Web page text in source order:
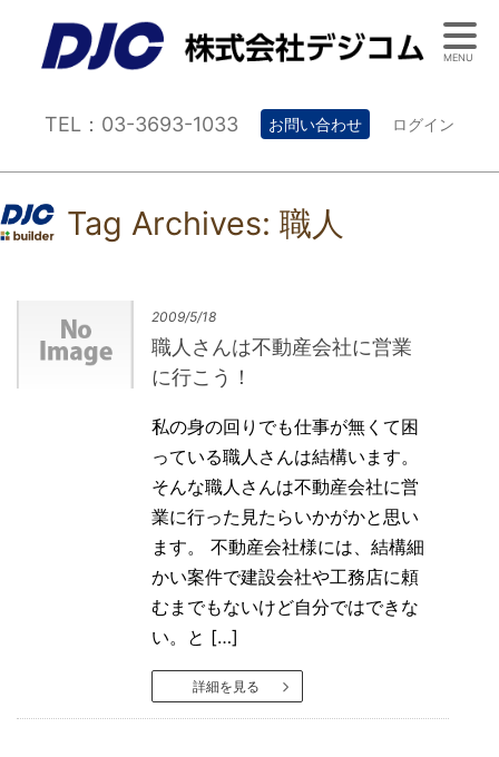
TEL：03-3693-1033 お問い合わせ ログイン
Tag Archives: 職人
2009/5/18
職人さんは不動産会社に営業
に行こう！
私の身の回りでも仕事が無くて困
っている職人さんは結構います。
そんな職人さんは不動産会社に営
業に行った見たらいかがかと思い
ます。 不動産会社様には、結構細
かい案件で建設会社や工務店に頼
むまでもないけど自分ではできな
い。と […]
詳細を見る
MENU